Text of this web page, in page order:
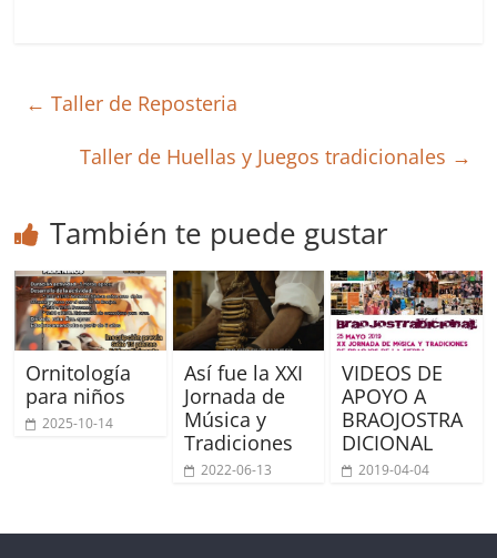
← Taller de Reposteria
Taller de Huellas y Juegos tradicionales →
También te puede gustar
Ornitología
para niños
2025-10-14
Así fue la XXI
Jornada de
Música y
Tradiciones
2022-06-13
VIDEOS DE
APOYO A
BRAOJOSTRA
DICIONAL
2019-04-04